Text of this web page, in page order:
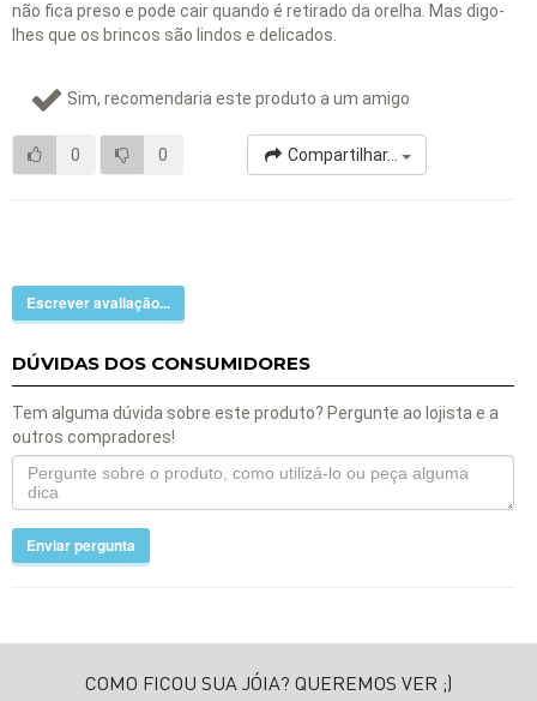
não fica preso e pode cair quando é retirado da orelha. Mas digo-
lhes que os brincos são lindos e delicados.
Sim, recomendaria este produto a um amigo
0 0 Compartilhar...
Escrever avaliação...
DÚVIDAS DOS CONSUMIDORES
Tem alguma dúvida sobre este produto? Pergunte ao lojista e a
outros compradores!
Enviar pergunta
COMO FICOU SUA JÓIA? QUEREMOS VER ;)